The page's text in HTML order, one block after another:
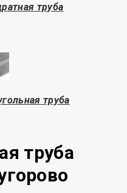
труба
труба
труба